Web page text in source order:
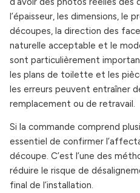
l’épaisseur, les dimensions, le
découpes, la direction des
naturelle acceptable et le
sont particulièrement
les plans de toilette et les
les erreurs peuvent entraîner
remplacement ou de retravail.
Si la commande comprend
essentiel de confirmer
découpe. C’est l’une des
réduire le risque de
final de l’installation.